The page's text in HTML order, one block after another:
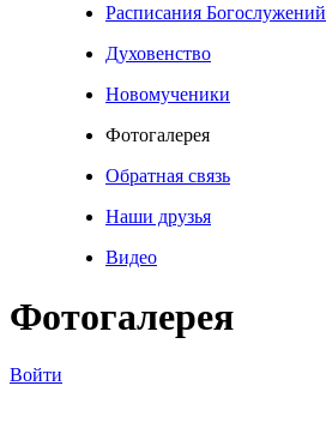
Расписания Богослужений
Духовенство
Новомученики
Фотогалерея
Обратная связь
Наши друзья
Видео
Фотогалерея
Войти